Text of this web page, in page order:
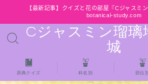
【最新記事】クイズと花の部屋『Cジャスミ
botanical-study.com
Cジャスミン瑠璃
城
MENU
HOME
辞典クイズ 科名別 部位